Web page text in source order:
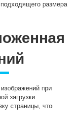
подходящего размера
при
загрузки
страницы, что